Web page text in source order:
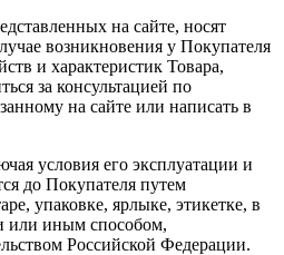
на сайте, носят
возникновения у Покупателя
и характеристик Товара,
за консультацией по
на сайте или написать в
условия его эксплуатации и
до Покупателя путем
упаковке, ярлыке, этикетке, в
или иным способом,
Российской Федерации.